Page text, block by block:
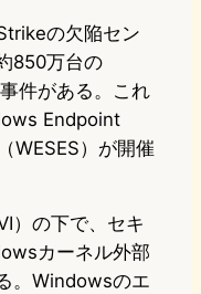
の欠陥セン
850万台の
件がある。これ
Endpoint
WESES）が開催
）の下で、セキ
カーネル外部
。Windowsのエ